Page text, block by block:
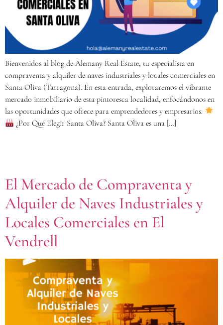
Bienvenidos al blog de Alemany Real Estate, tu especialista en
compraventa y alquiler de naves industriales y locales comerciales en
Santa Oliva (Tarragona). En esta entrada, exploraremos el vibrante
mercado inmobiliario de esta pintoresca localidad, enfocándonos en
las oportunidades que ofrece para emprendedores y empresarios.
¿Por Qué Elegir Santa Oliva? Santa Oliva es una […]
El Mercado de Compraventa y
Alquiler de Naves Industriales y
Locales Comerciales en El
Vendrell